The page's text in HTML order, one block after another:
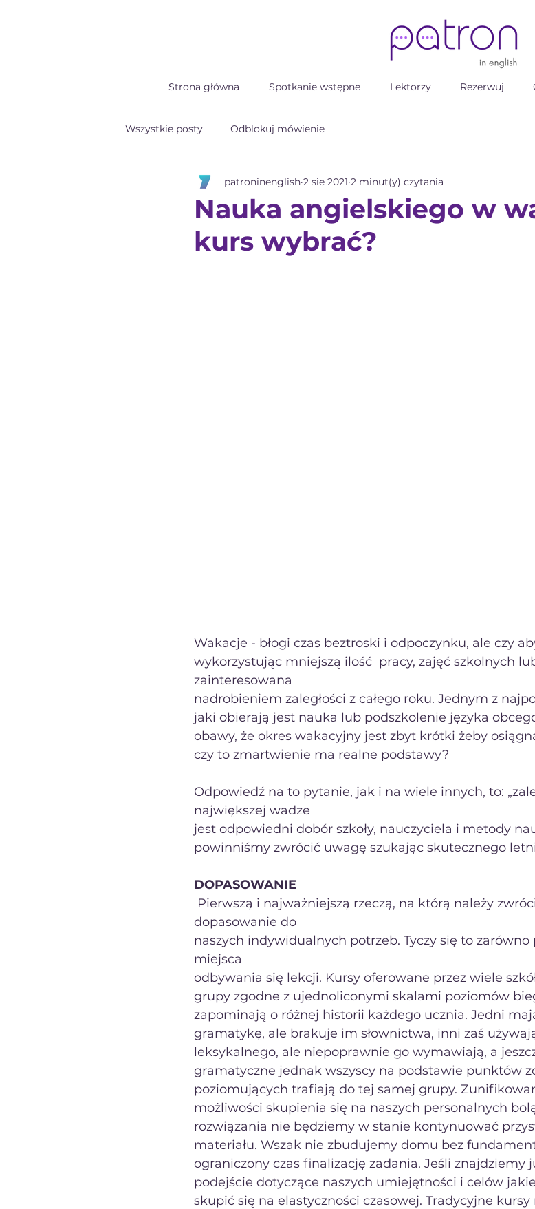
Strona główna Spotkanie wstępne Lektorzy Rezerwuj
Wszystkie posty Odblokuj mówienie
Nauka angielskiego w
kurs wybrać?
patroninenglish 2 sie 2021 2 minut(y) czytania
Wakacje - błogi czas beztroski i odpoczynku, ale czy
wykorzystując mniejszą ilość  pracy, zajęć szkolnych
zainteresowana
nadrobieniem zaległości z całego roku. Jednym z
jaki obierają jest nauka lub podszkolenie języka
obawy, że okres wakacyjny jest zbyt krótki żeby
czy to zmartwienie ma realne podstawy?
Odpowiedź na to pytanie, jak i na wiele innych, to:
największej wadze
jest odpowiedni dobór szkoły, nauczyciela i metody
powinniśmy zwrócić uwagę szukając skutecznego
DOPASOWANIE
dopasowanie do
naszych indywidualnych potrzeb. Tyczy się to
miejsca
odbywania się lekcji. Kursy oferowane przez wiele
grupy zgodne z ujednoliconymi skalami poziomów
zapominają o różnej historii każdego ucznia. Jedni
gramatykę, ale brakuje im słownictwa, inni zaś
leksykalnego, ale niepoprawnie go wymawiają, a
gramatyczne jednak wszyscy na podstawie punktów
poziomujących trafiają do tej samej grupy.
możliwości skupienia się na naszych personalnych
rozwiązania nie będziemy w stanie kontynuować
materiału. Wszak nie zbudujemy domu bez
ograniczony czas finalizację zadania. Jeśli znajdziemy
podejście dotyczące naszych umiejętności i celów
skupić się na elastyczności czasowej. Tradycyjne